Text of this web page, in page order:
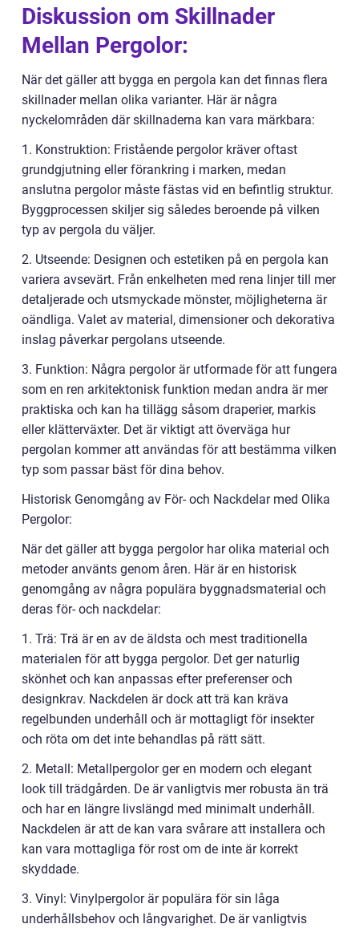
Diskussion om Skillnader
Mellan Pergolor:
När det gäller att bygga en pergola kan det finnas flera
skillnader mellan olika varianter. Här är några
nyckelområden där skillnaderna kan vara märkbara:
1. Konstruktion: Fristående pergolor kräver oftast
grundgjutning eller förankring i marken, medan
anslutna pergolor måste fästas vid en befintlig struktur.
Byggprocessen skiljer sig således beroende på vilken
typ av pergola du väljer.
2. Utseende: Designen och estetiken på en pergola kan
variera avsevärt. Från enkelheten med rena linjer till mer
detaljerade och utsmyckade mönster, möjligheterna är
oändliga. Valet av material, dimensioner och dekorativa
inslag påverkar pergolans utseende.
3. Funktion: Några pergolor är utformade för att fungera
som en ren arkitektonisk funktion medan andra är mer
praktiska och kan ha tillägg såsom draperier, markis
eller klätterväxter. Det är viktigt att överväga hur
pergolan kommer att användas för att bestämma vilken
typ som passar bäst för dina behov.
Historisk Genomgång av För- och Nackdelar med Olika
Pergolor:
När det gäller att bygga pergolor har olika material och
metoder använts genom åren. Här är en historisk
genomgång av några populära byggnadsmaterial och
deras för- och nackdelar:
1. Trä: Trä är en av de äldsta och mest traditionella
materialen för att bygga pergolor. Det ger naturlig
skönhet och kan anpassas efter preferenser och
designkrav. Nackdelen är dock att trä kan kräva
regelbunden underhåll och är mottagligt för insekter
och röta om det inte behandlas på rätt sätt.
2. Metall: Metallpergolor ger en modern och elegant
look till trädgården. De är vanligtvis mer robusta än trä
och har en längre livslängd med minimalt underhåll.
Nackdelen är att de kan vara svårare att installera och
kan vara mottagliga för rost om de inte är korrekt
skyddade.
3. Vinyl: Vinylpergolor är populära för sin låga
underhållsbehov och långvarighet. De är vanligtvis